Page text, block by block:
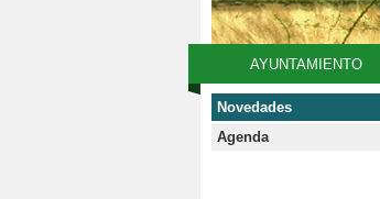
AYUNTAMIENTO
Novedades
Agenda